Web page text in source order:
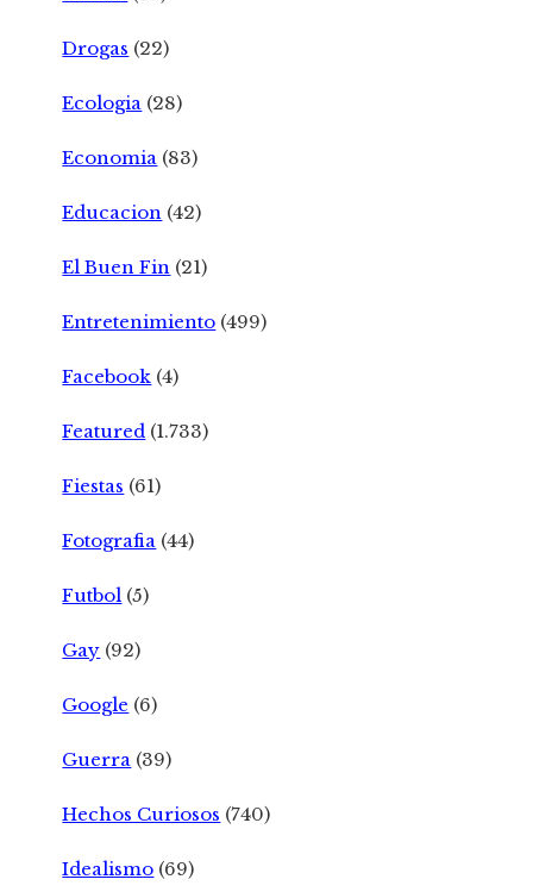
Drogas (22)
Ecologia (28)
Economia (83)
Educacion (42)
El Buen Fin (21)
Entretenimiento (499)
Facebook (4)
Featured (1.733)
Fiestas (61)
Fotografia (44)
Futbol (5)
Gay (92)
Google (6)
Guerra (39)
Hechos Curiosos (740)
Idealismo (69)